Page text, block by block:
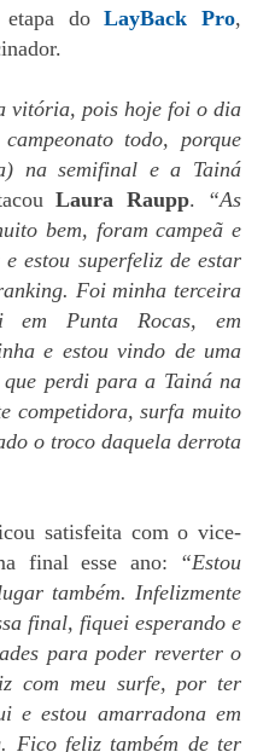
etapa doLayBack Pro,
vitória, pois hoje foi o dia
todo, porque
na semifinal e a Tainá
Laura Raupp. “As
bem, foram campeã e
estou superfeliz de estar
Foi minha terceira
em Punta Rocas, em
e estou vindo de uma
perdi para a Tainá na
competidora, surfa muito
o troco daquela derrota
satisfeita com o vice-
final esse ano: “Estou
também. Infelizmente
final, fiquei esperando e
para poder reverter o
com meu surfe, por ter
e estou amarradona em
Fico feliz também de ter